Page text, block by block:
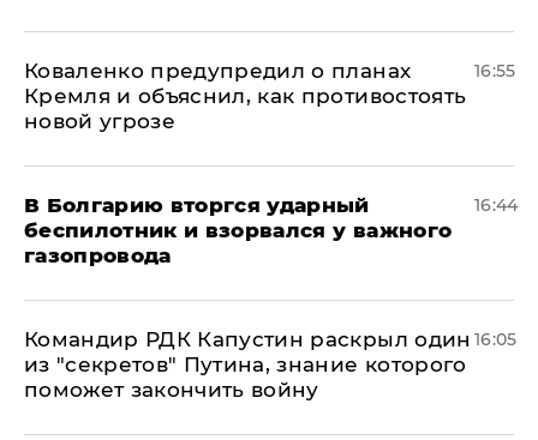
Коваленко предупредил о планах
Кремля и объяснил, как противостоять
новой угрозе
16:55
В Болгарию вторгся ударный
беспилотник и взорвался у важного
газопровода
16:44
Командир РДК Капустин раскрыл один
из "секретов" Путина, знание которого
поможет закончить войну
16:05